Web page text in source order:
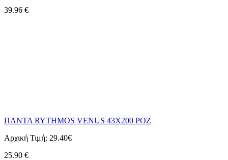
39.96 €
ΠΑΝΤΑ RYTHMOS VENUS 43X200 ΡΟΖ
Αρχική Τιμή: 29.40€
25.90 €